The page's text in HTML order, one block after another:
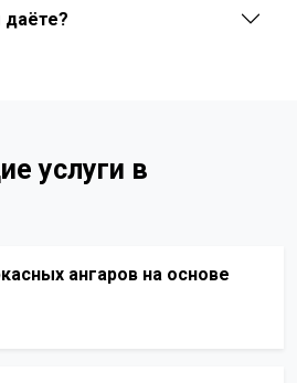
даёте?
услуги в
ангаров на основе